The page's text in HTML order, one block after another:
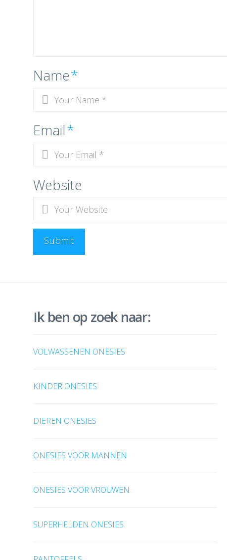
Name*
Email*
Website
Ik ben op zoek naar:
VOLWASSENEN ONESIES
KINDER ONESIES
DIEREN ONESIES
ONESIES VOOR MANNEN
ONESIES VOOR VROUWEN
SUPERHELDEN ONESIES